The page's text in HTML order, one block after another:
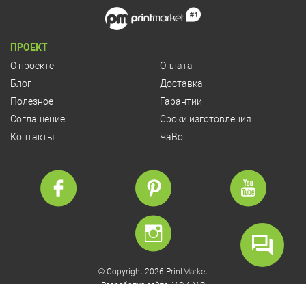
ПРОЕКТ
О проекте
Блог
Полезное
Соглашение
Контакты
Оплата
Доставка
Гарантии
Сроки изготовления
ЧаВо
© Copyright 2026 PrintMarket